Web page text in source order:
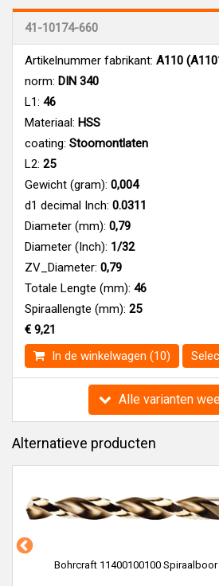
41-10174-660
Artikelnummer fabrikant: A110
norm: DIN 340
L1: 46
Materiaal: HSS
coating: Stoomontlaten
L2: 25
Gewicht (gram): 0,004
d1 decimal Inch: 0.0311
Diameter (mm): 0,79
Diameter (Inch): 1/32
ZV_Diameter: 0,79
Totale Lengte (mm): 46
Spiraallengte (mm): 25
€ 9,21
In de winkelwagen (10)
Alle varianten
Alternatieve producten
Bohrcraft 11400100100